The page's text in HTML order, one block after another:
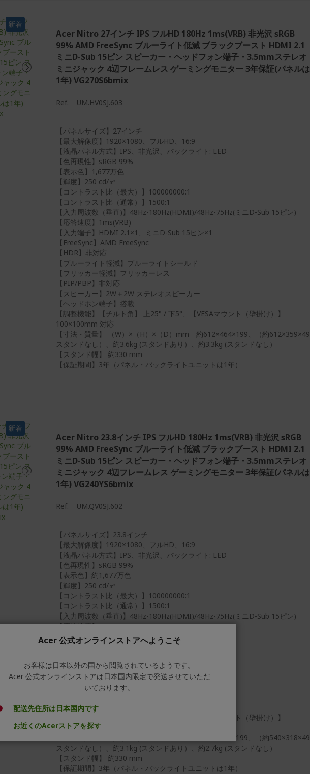
新着
Acer Nitro 27インチ IPS フルHD 180Hz 1ms(VRB) 非光沢 sRGB
99% AMD FreeSync ブルーライト低減 ブラックブースト HDMI 2.1
ミニD-Sub 15ピン スピーカー・ヘッドフォン端子・3.5mmステレオ
ミニジャック 4辺フレームレス ゲーミングモニター 3年保証(パネルは
1年) VG270S6bmix
Ref. UM.HV0SJ.603
【パネルサイズ】27インチ
【最大解像度】1920×1080、フルHD、16:9
【液晶パネル方式】IPS、非光沢、バックライト: LED
【色再現性】sRGB 99%
【表示色】1,677万色
【輝度】250 cd/㎡
【コントラスト比（最大）】100000000:1
【コントラスト比（通常）】1500:1
【入力周波数（垂直)】48Hz-180Hz(HDMI)/48Hz-75Hz(ミニD-Sub 15ピン)
【応答速度】1ms(VRB)
【入力端子】HDMI 2.1×1、ミニD-Sub 15ピン×1
【FreeSync】AMD FreeSync
【HDR】非対応
【ブルーライト軽減】ブルーライトシールド
【フリッカー軽減】フリッカーレス
【PIP/PBP】非対応
【スピーカー】2W＋2W ステレオスピーカー
【ヘッドホン端子】搭載
【調整機能】【チルト角】 上25° / 下5°、【VESAマウント（壁掛け）】
100×100mm 対応
【寸法・質量】 （W）×（H）×（D）mm 約612×464×199、（約612×359×49
スタンドなし）、約3.6kg (スタンドあり）、約3.3kg (スタンドなし）
【スタンド幅】 約330 mm
【保証期間】3年（パネル・バックライトユニットは1年）
新着
Acer Nitro 23.8インチ IPS フルHD 180Hz 1ms(VRB) 非光沢 sRGB
99% AMD FreeSync ブルーライト低減 ブラックブースト HDMI 2.1
ミニD-Sub 15ピン スピーカー・ヘッドフォン端子・3.5mmステレオ
ミニジャック 4辺フレームレス ゲーミングモニター 3年保証(パネルは
1年) VG240YS6bmix
Ref. UM.QV0SJ.602
【パネルサイズ】23.8インチ
【最大解像度】1920×1080、フルHD、16:9
【液晶パネル方式】IPS、非光沢、バックライト: LED
【色再現性】sRGB 99%
【表示色】約1,677万色
【輝度】250 cd/㎡
【コントラスト比（最大）】100000000:1
【コントラスト比（通常）】1500:1
【入力周波数（垂直)】48Hz-180Hz(HDMI)/48Hz-75Hz(ミニD-Sub 15ピン)
【応答速度】1ms(VRB)
【入力端子】HDMI 2.1×1、ミニD-Sub 15ピン×1
【FreeSync】AMD FreeSync
【ブルーライト軽減】ブルーライトシールド
【フリッカー軽減】フリッカーレス
【PIP/PBP】非対応
【ヘッドホン端子】搭載
【調整機能】【チルト角】 上25° / 下5°、【VESAマウント（壁掛け）】
100×100mm 対応
【寸法・質量】 （W）×（H）×（D）mm 約540×423×199、（約540×318×49
スタンドなし）、約3.1kg (スタンドあり）、約2.7kg (スタンドなし）
【スタンド幅】 約330 mm
【保証期間】3年（パネル・バックライトユニットは1年）
Acer 公式オンラインストアへようこそ
お客様は日本以外の国から閲覧されているようです。
Acer 公式オンラインストアは日本国内限定で発送させていただ
いております。
配送先住所は日本国内です
お近くのAcerストアを探す